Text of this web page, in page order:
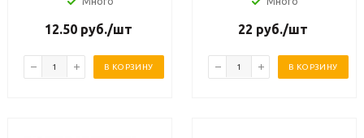
12.50 руб./шт
В КОРЗИНУ
22 руб./шт
В КОРЗИНУ